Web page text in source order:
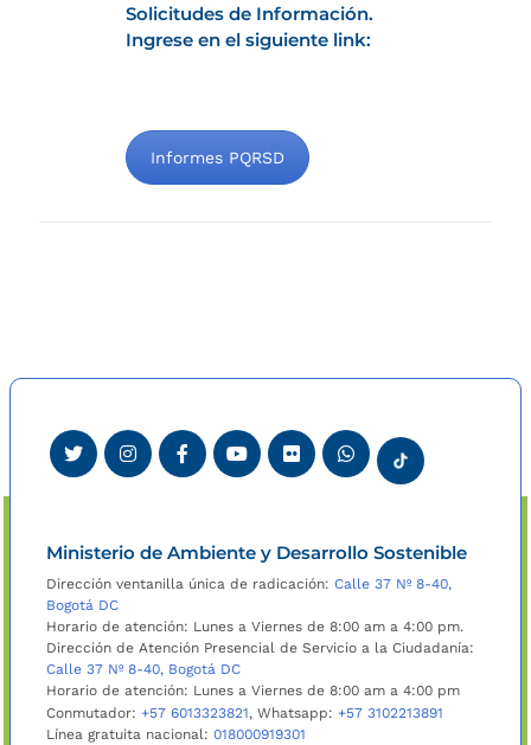
Solicitudes de Información.
Ingrese en el siguiente link:
Informes PQRSD
Ministerio de Ambiente y Desarrollo Sostenible
Dirección ventanilla única de radicación: Calle 37 Nº 8-40,
Bogotá DC
Horario de atención: Lunes a Viernes de 8:00 am a 4:00 pm.
Dirección de Atención Presencial de Servicio a la Ciudadanía:
Calle 37 Nº 8-40, Bogotá DC
Horario de atención: Lunes a Viernes de 8:00 am a 4:00 pm
Conmutador: +57 6013323821, Whatsapp: +57 3102213891
Línea gratuita nacional: 018000919301